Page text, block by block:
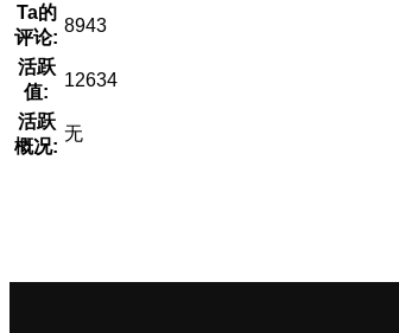
Ta的
评论:
8943
活跃
值:
12634
活跃
概况:
无